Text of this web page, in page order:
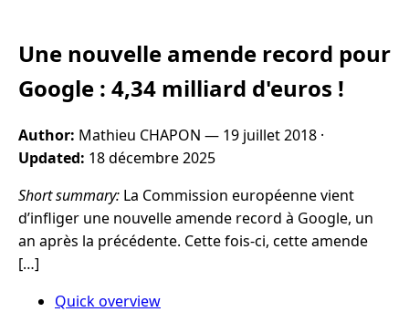
Une nouvelle amende record pour
Google : 4,34 milliard d'euros !
Author: Mathieu CHAPON — 19 juillet 2018 ·
Updated: 18 décembre 2025
Short summary: La Commission européenne vient
d’infliger une nouvelle amende record à Google, un
an après la précédente. Cette fois-ci, cette amende
[…]
Quick overview